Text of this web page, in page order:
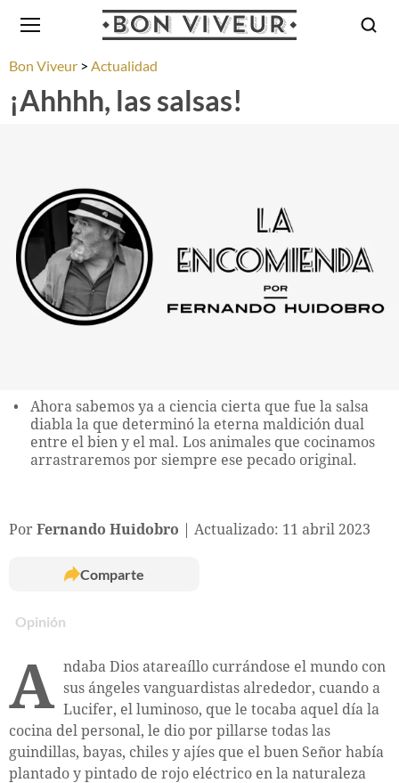
Bon Viveur Actualidad
¡Ahhhh, las salsas!
Ahora sabemos ya a ciencia cierta que fue la salsa
diabla la que determinó la eterna maldición dual
entre el bien y el mal. Los animales que cocinamos
arrastraremos por siempre ese pecado original.
Por Fernando Huidobro Actualizado: 11 abril 2023
Comparte
Opinión
A ndaba Dios atareaíllo currándose el mundo con
sus ángeles vanguardistas alrededor, cuando a
Lucifer, el luminoso, que le tocaba aquel día la
cocina del personal, le dio por pillarse todas las
guindillas, bayas, chiles y ajíes que el buen Señor había
plantado y pintado de rojo eléctrico en la naturaleza